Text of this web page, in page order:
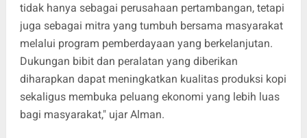
tidak hanya sebagai perusahaan pertambangan, tetapi
juga sebagai mitra yang tumbuh bersama masyarakat
melalui program pemberdayaan yang berkelanjutan.
Dukungan bibit dan peralatan yang diberikan
diharapkan dapat meningkatkan kualitas produksi kopi
sekaligus membuka peluang ekonomi yang lebih luas
bagi masyarakat," ujar Alman.